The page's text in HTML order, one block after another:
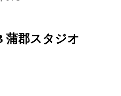
蒲郡スタジオ